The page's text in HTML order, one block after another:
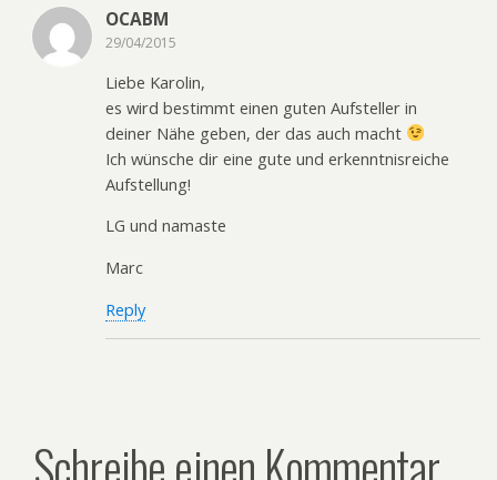
OCABM
29/04/2015
Liebe Karolin,
es wird bestimmt einen guten Aufsteller in
deiner Nähe geben, der das auch macht
Ich wünsche dir eine gute und erkenntnisreiche
Aufstellung!
LG und namaste
Marc
Reply